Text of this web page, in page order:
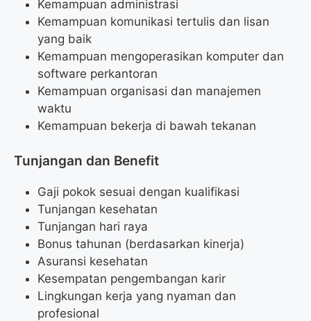
Kemampuan administrasi
Kemampuan komunikasi tertulis dan lisan
yang baik
Kemampuan mengoperasikan komputer dan
software perkantoran
Kemampuan organisasi dan manajemen
waktu
Kemampuan bekerja di bawah tekanan
Tunjangan dan Benefit
Gaji pokok sesuai dengan kualifikasi
Tunjangan kesehatan
Tunjangan hari raya
Bonus tahunan (berdasarkan kinerja)
Asuransi kesehatan
Kesempatan pengembangan karir
Lingkungan kerja yang nyaman dan
profesional